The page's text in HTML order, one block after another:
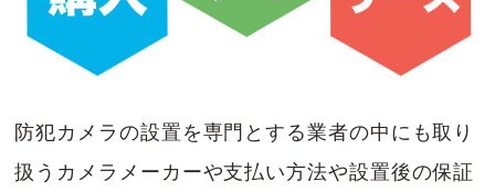
防犯カメラの設置を専門とする業者の中にも取り
扱うカメラメーカーや支払い方法や設置後の保証